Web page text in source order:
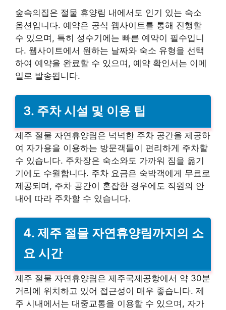
숲속의집은 절물 휴양림 내에서도 인기 있는 숙소
옵션입니다. 예약은 공식 웹사이트를 통해 진행할
수 있으며, 특히 성수기에는 빠른 예약이 필수입니
다. 웹사이트에서 원하는 날짜와 숙소 유형을 선택
하여 예약을 완료할 수 있으며, 예약 확인서는 이메
일로 발송됩니다.
3. 주차 시설 및 이용 팁
제주 절물 자연휴양림은 넉넉한 주차 공간을 제공하
여 자가용을 이용하는 방문객들이 편리하게 주차할
수 있습니다. 주차장은 숙소와도 가까워 짐을 옮기
기에도 수월합니다. 주차 요금은 숙박객에게 무료로
제공되며, 주차 공간이 혼잡한 경우에도 직원의 안
내에 따라 주차할 수 있습니다.
4. 제주 절물 자연휴양림까지의 소
요 시간
제주 절물 자연휴양림은 제주국제공항에서 약 30분
거리에 위치하고 있어 접근성이 매우 좋습니다. 제
주 시내에서는 대중교통을 이용할 수 있으며, 자가